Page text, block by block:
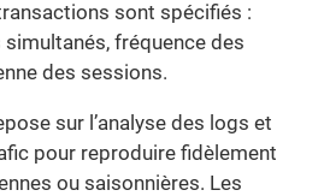
sont spécifiés :
fréquence des
des sessions.
sur l’analyse des logs et
pour reproduire fidèlement
ou saisonnières. Les